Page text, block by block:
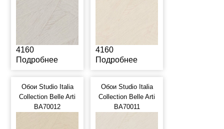
4160
Подробнее
4160
Подробнее
Обои Studio Italia
Collection Belle Arti
BA70012
Обои Studio Italia
Collection Belle Arti
BA70011